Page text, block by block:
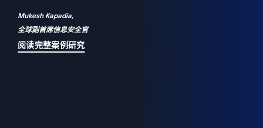
Mukesh Kapadia,
全球副首席信息安全官
阅读完整案例研究